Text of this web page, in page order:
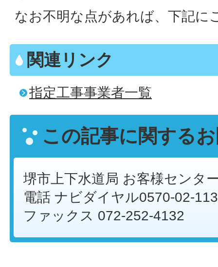
なお不明な点があれば、下記に
関連リンク
指定工事事業者一覧
この記事に関する
堺市上下水道局 お客様センタ
電話 ナビダイヤル0570-02-
ファックス 072-252-4132